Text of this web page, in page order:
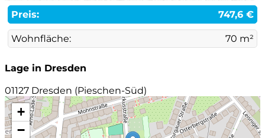
Preis: 747,6 €
Wohnfläche: 70 m²
Lage in Dresden
01127 Dresden (Pieschen-Süd)
+
−